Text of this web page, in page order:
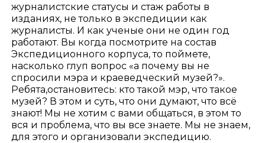
журналистские статусы и стаж работы в
изданиях, не только в экспедиции как
журналисты. И как ученые они не один год
работают. Вы когда посмотрите на состав
Экспедиционного корпуса, то поймете,
насколько глуп вопрос «а почему вы не
спросили мэра и краеведческий музей?».
Ребята,остановитесь: кто такой мэр, что такое
музей? В этом и суть, что они думают, что всё
знают! Мы не хотим с вами общаться, в этом то
вся и проблема, что вы все знаете. Мы не знаем,
для этого и организовали экспедицию.